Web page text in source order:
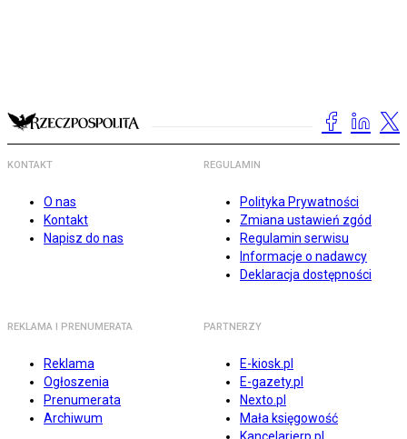
KONTAKT
O nas
Kontakt
Napisz do nas
REGULAMIN
Polityka Prywatności
Zmiana ustawień zgód
Regulamin serwisu
Informacje o nadawcy
Deklaracja dostępności
REKLAMA I PRENUMERATA
Reklama
Ogłoszenia
Prenumerata
Archiwum
PARTNERZY
E-kiosk.pl
E-gazety.pl
Nexto.pl
Mała księgowość